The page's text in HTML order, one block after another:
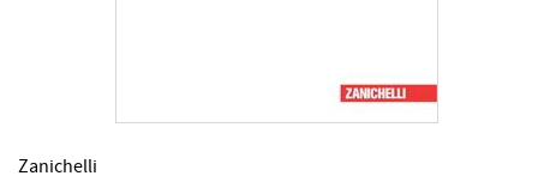
Zanichelli